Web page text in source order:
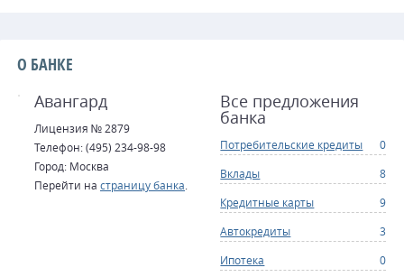
О БАНКЕ
Авангард
Лицензия № 2879
Телефон: (495) 234-98-98
Город: Москва
Перейти на страницу банка
Все предложения
банка
Потребительские кредиты
0
Вклады
8
Кредитные карты
9
Автокредиты
3
Ипотека
0